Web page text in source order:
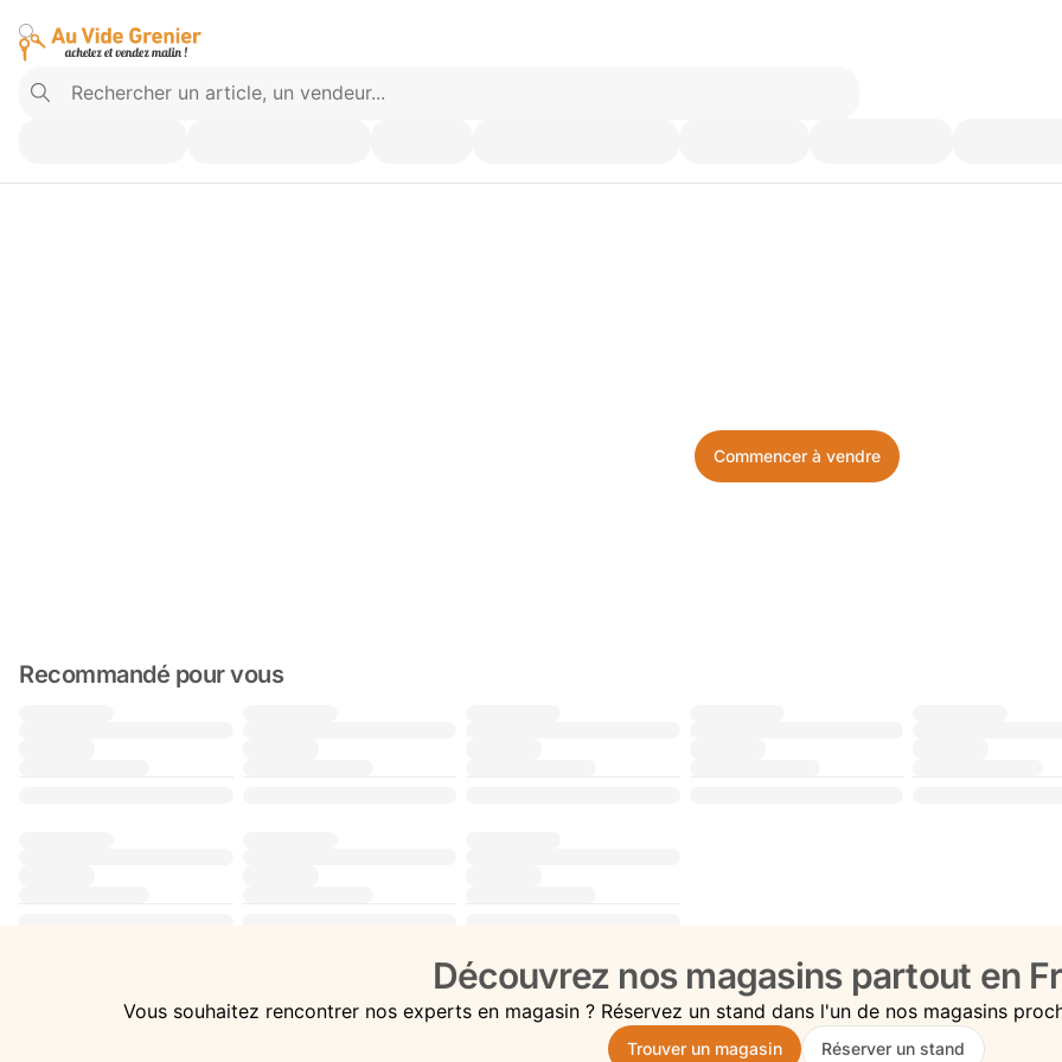
Commencer à vendre
Recommandé pour vous
Découvrez nos magasins partout en
Vous souhaitez rencontrer nos experts en magasin ? Réservez un stand dans l'un de nos magasins
Trouver un magasin Réserver un stand